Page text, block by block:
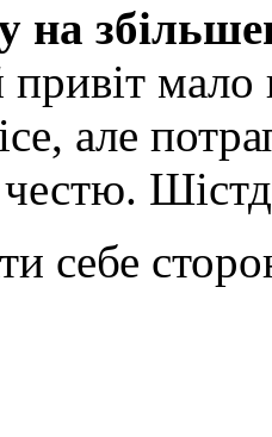
на
привіт
але
себе